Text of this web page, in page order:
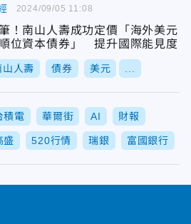
！南山人壽成功定價「海外美元
位資本債券」 提升國際能見度
山人壽 債券 美元
2024/09/05 11:08
積電 華爾街 AI 財報
盛 520行情 瑞銀 富國銀行